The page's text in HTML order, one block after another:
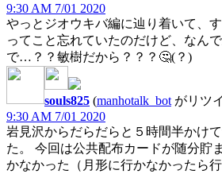
9:30 AM 7/01 2020
やっとジオウキバ編に辿り着いて、
ってこと忘れていたのだけど、なん
で…？？敏樹だから？？？🤔(？)
souls825 (manhotalk_bot がリツ
9:30 AM 7/01 2020
岩見沢からだらだらと５時間半かけ
た。 今回は公共配布カードが随分貯
かなかった（月形に行かなかったら